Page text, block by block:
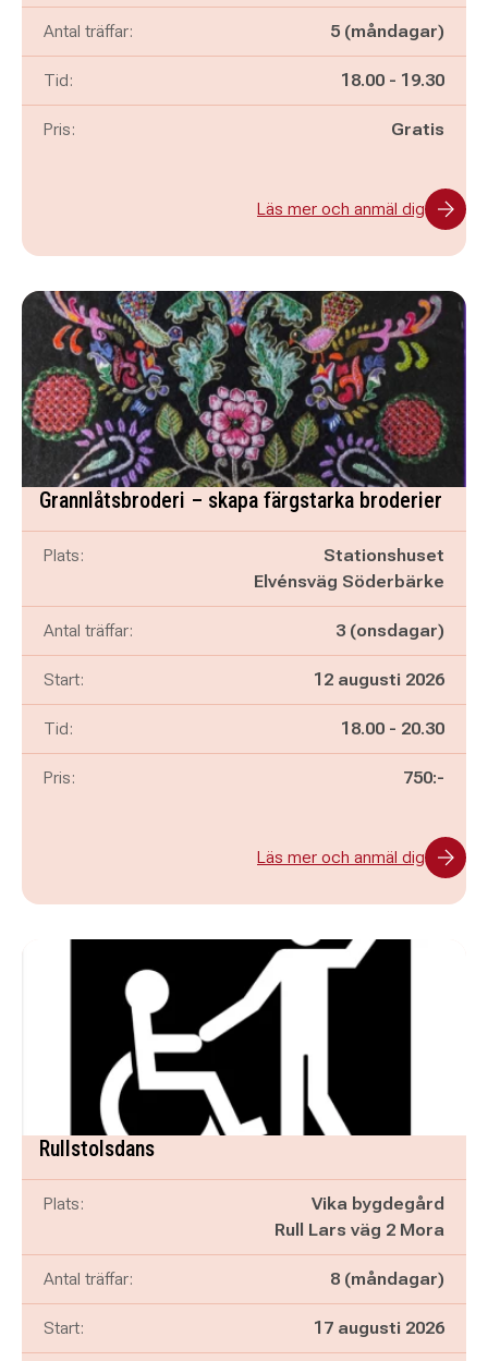
Antal träffar: 5 (måndagar)
Tid: Pågår mellan
18.00 - och
19.30
Pris: Gratis
Läs mer och anmäl dig
Grannlåtsbroderi – skapa färgstarka broderier
Plats:
Stationshuset
Elvénsväg Söderbärke
Antal träffar: 3 (onsdagar)
Start: 12 augusti 2026
Tid: Pågår mellan
18.00 - och
20.30
Pris: 750:-
Läs mer och anmäl dig
Rullstolsdans
Plats:
Vika bygdegård
Rull Lars väg 2 Mora
Antal träffar: 8 (måndagar)
Start: 17 augusti 2026